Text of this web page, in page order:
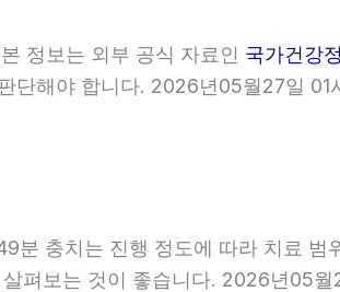
정보는 외부 공식 자료인 국가건강
단해야 합니다. 2026년05월27일 01
충치는 진행 정도에 따라 치료 범
펴보는 것이 좋습니다. 2026년05